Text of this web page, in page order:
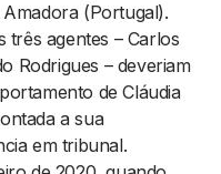
(Portugal).
três agentes – Carlos
Rodrigues – deveriam
de Cláudia
a sua
em tribunal.